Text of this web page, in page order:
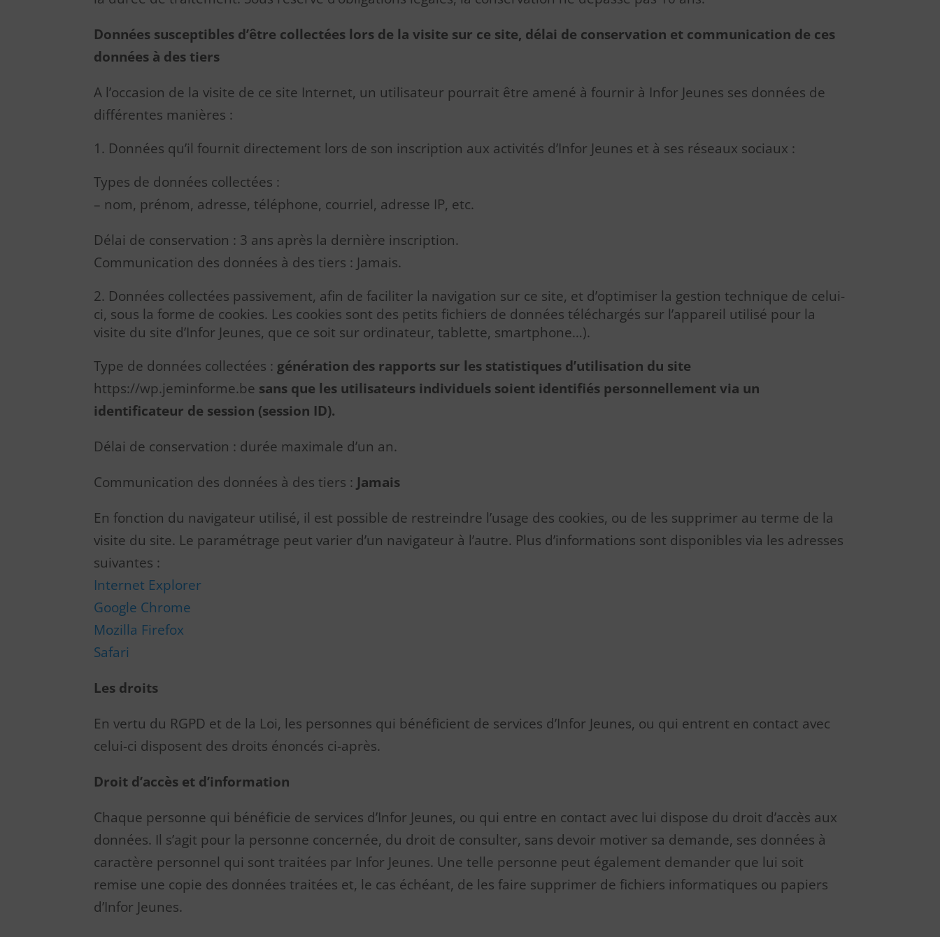
Données susceptibles d’être collectées lors de la visite sur ce site, délai de conservation et communication de ces
données à des tiers
A l’occasion de la visite de ce site Internet, un utilisateur pourrait être amené à fournir à Infor Jeunes ses données de
différentes manières :
Données qu’il fournit directement lors de son inscription aux activités d’Infor Jeunes et à ses réseaux sociaux :
Types de données collectées :
– nom, prénom, adresse, téléphone, courriel, adresse IP, etc.
Délai de conservation : 3 ans après la dernière inscription.
Communication des données à des tiers : Jamais.
Données collectées passivement, afin de faciliter la navigation sur ce site, et d’optimiser la gestion technique de celui-
ci, sous la forme de cookies. Les cookies sont des petits fichiers de données téléchargés sur l’appareil utilisé pour la
visite du site d’Infor Jeunes, que ce soit sur ordinateur, tablette, smartphone…).
Type de données collectées : génération des rapports sur les statistiques d’utilisation du site
https://wp.jeminforme.be sans que les utilisateurs individuels soient identifiés personnellement via un
identificateur de session (session ID).
Délai de conservation : durée maximale d’un an.
Communication des données à des tiers : Jamais
En fonction du navigateur utilisé, il est possible de restreindre l’usage des cookies, ou de les supprimer au terme de la
visite du site. Le paramétrage peut varier d’un navigateur à l’autre. Plus d’informations sont disponibles via les adresses
suivantes :
Internet Explorer
Google Chrome
Mozilla Firefox
Safari
Les droits
En vertu du RGPD et de la Loi, les personnes qui bénéficient de services d’Infor Jeunes, ou qui entrent en contact avec
celui-ci disposent des droits énoncés ci-après.
Droit d’accès et d’information
Chaque personne qui bénéficie de services d’Infor Jeunes, ou qui entre en contact avec lui dispose du droit d’accès aux
données. Il s’agit pour la personne concernée, du droit de consulter, sans devoir motiver sa demande, ses données à
caractère personnel qui sont traitées par Infor Jeunes. Une telle personne peut également demander que lui soit
remise une copie des données traitées et, le cas échéant, de les faire supprimer de fichiers informatiques ou papiers
d’Infor Jeunes.